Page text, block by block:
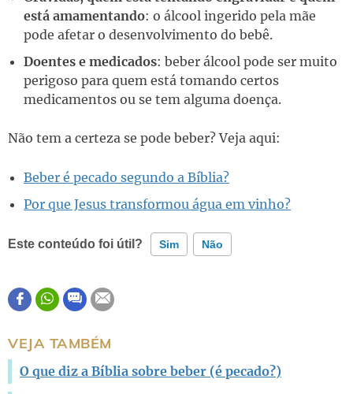
está amamentando: o álcool ingerido pela mãe
pode afetar o desenvolvimento do bebê.
Doentes e medicados: beber álcool pode ser muito
perigoso para quem está tomando certos
medicamentos ou se tem alguma doença.
Não tem a certeza se pode beber? Veja aqui:
Beber é pecado segundo a Bíblia?
Por que Jesus transformou água em vinho?
Este conteúdo foi útil? Sim Não
Este conteúdo contém informação incorreta
VEJA TAMBÉM
O que diz a Bíblia sobre beber (é pecado?)